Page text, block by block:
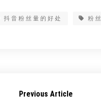
抖音粉丝量的好处 粉丝
Previous Article